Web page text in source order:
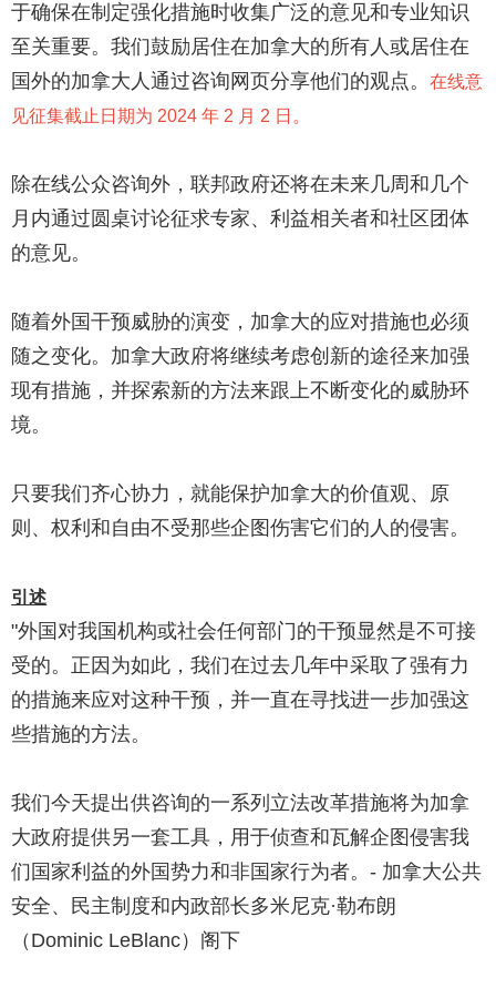
于确保在制定强化措施时收集广泛的意见和专业知识
至关重要。我们鼓励居住在加拿大的所有人或居住在
国外的加拿大人通过咨询网页分享他们的观点。在线意
见征集截止日期为 2024 年 2 月 2 日。
除在线公众咨询外，联邦政府还将在未来几周和几个
月内通过圆桌讨论征求专家、利益相关者和社区团体
的意见。
随着外国干预威胁的演变，加拿大的应对措施也必须
随之变化。加拿大政府将继续考虑创新的途径来加强
现有措施，并探索新的方法来跟上不断变化的威胁环
境。
只要我们齐心协力，就能保护加拿大的价值观、原
则、权利和自由不受那些企图伤害它们的人的侵害。
引述
"外国对我国机构或社会任何部门的干预显然是不可接
受的。正因为如此，我们在过去几年中采取了强有力
的措施来应对这种干预，并一直在寻找进一步加强这
些措施的方法。
我们今天提出供咨询的一系列立法改革措施将为加拿
大政府提供另一套工具，用于侦查和瓦解企图侵害我
们国家利益的外国势力和非国家行为者。- 加拿大公共
安全、民主制度和内政部长多米尼克·勒布朗
（Dominic LeBlanc）阁下